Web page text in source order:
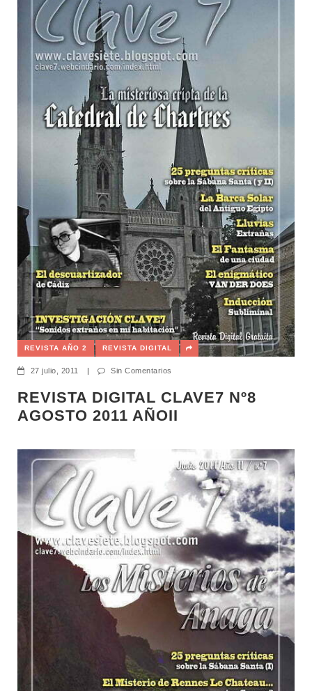
REVISTA AÑO 2 REVISTA DIGITAL
27 julio, 2011 Sin Comentarios
REVISTA DIGITAL CLAVE7 Nº8
AGOSTO 2011 AÑOII